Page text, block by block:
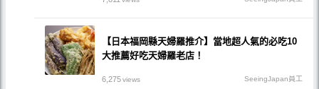
【日本福岡縣天婦羅推介】當地超人氣的必吃10
大推薦好吃天婦羅老店！
6,275views SeeingJapan員工